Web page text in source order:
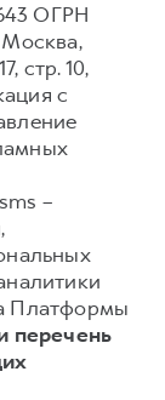
ОГРН
Москва,
стр. 10,
с
–
Платформы
перечень